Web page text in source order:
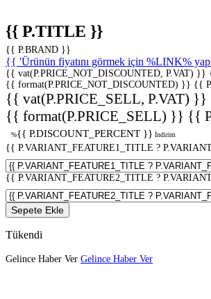
{{ P.TITLE }}
{{ P.BRAND }}
{{ 'Ürünün fiyatını görmek için %LINK%
{{ vat(P.PRICE_NOT_DISCOUNTED, P.VAT) }}
{{ format(P.PRICE_NOT_DISCOUNTED) }} {{
{{ vat(P.PRICE_SELL, P.VAT) }}
{{ format(P.PRICE_SELL) }} {{
%{{ P.DISCOUNT_PERCENT }} İndirim
{{ P.VARIANT_FEATURE1_TITLE ?
{{ P.VARIANT_FEATURE2_TITLE ?
Sepete Ekle
Tükendi
Gelince Haber Ver Gelince Haber Ver